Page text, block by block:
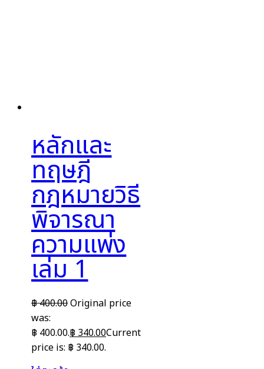
หลักและ
ทฤษฎี
กฎหมายวิธี
พิจารณา
ความแพ่ง
เล่ม 1
฿400.00Original price
was:
฿ 400.00.฿340.00Current
price is: ฿ 340.00.